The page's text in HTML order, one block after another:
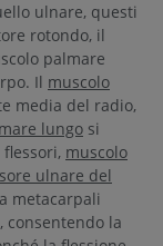
ulnare, questi
rotondo, il
palmare
Il muscolo
media del radio,
lungo si
muscolo
ulnare del
metacarpali
la